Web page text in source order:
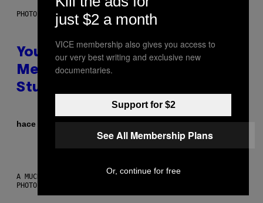
PHOTO: BATUHAN TOKER / GETTY IMAGES
Your Desk Height Could Be
Messing With Your Brain, New
Study Finds
hace 4 minutosPorLuis Prada
A MUCH, MUCH OLDER CHILEAN MUMMY THAN THOSE IN QUESTION.
PHOTO: MARTIN BERNETTI/AFP VIA GETTY IMAGES
just $2 a month
VICE membership also gives you access to
our very best writing and exclusive new
documentaries.
Support for $2
See All Membership Plans
Or, continue for free